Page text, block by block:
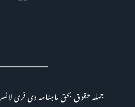
جملہ حقوق بحق ماہنامہ دی فری لانسر